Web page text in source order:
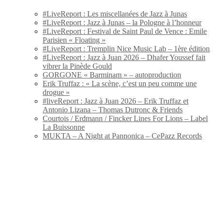
#LiveReport : Les miscellanées de Jazz à Junas
#LiveReport : Jazz à Junas – la Pologne à l’honneur
#LiveReport : Festival de Saint Paul de Vence : Emile
Parisien « Floating »
#LiveReport : Tremplin Nice Music Lab – 1ère édition
#LiveReport : Jazz à Juan 2026 – Dhafer Youssef fait
vibrer la Pinède Gould
GORGONE « Barminam » – autoproduction
Erik Truffaz : « La scène, c’est un peu comme une
drogue »
#liveReport : Jazz à Juan 2026 – Erik Truffaz et
Antonio Lizana – Thomas Dutronc & Friends
Courtois / Erdmann / Fincker Lines For Lions – Label
La Buissonne
MUKTA – A Night at Pannonica – CePazz Records